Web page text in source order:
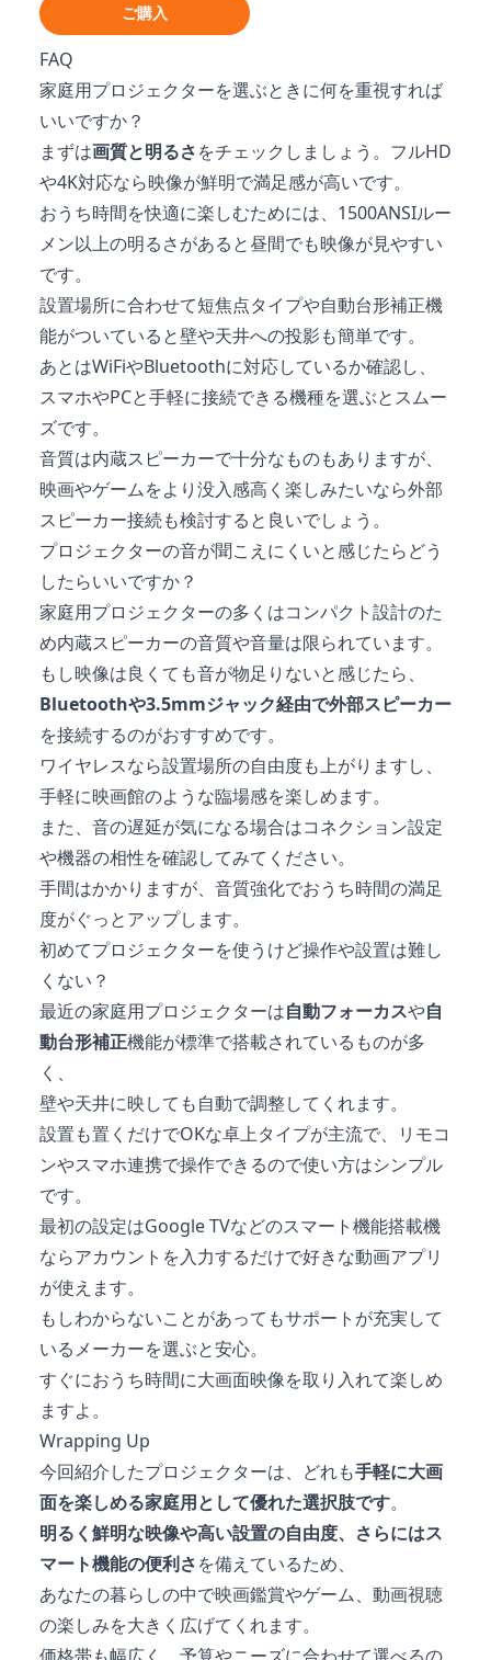
ご購入
FAQ
家庭用プロジェクターを選ぶときに何を重視すれば
いいですか？
まずは画質と明るさをチェックしましょう。フルHD
や4K対応なら映像が鮮明で満足感が高いです。
おうち時間を快適に楽しむためには、1500ANSIルー
メン以上の明るさがあると昼間でも映像が見やすい
です。
設置場所に合わせて短焦点タイプや自動台形補正機
能がついていると壁や天井への投影も簡単です。
あとはWiFiやBluetoothに対応しているか確認し、
スマホやPCと手軽に接続できる機種を選ぶとスムー
ズです。
音質は内蔵スピーカーで十分なものもありますが、
映画やゲームをより没入感高く楽しみたいなら外部
スピーカー接続も検討すると良いでしょう。
プロジェクターの音が聞こえにくいと感じたらどう
したらいいですか？
家庭用プロジェクターの多くはコンパクト設計のた
め内蔵スピーカーの音質や音量は限られています。
もし映像は良くても音が物足りないと感じたら、
Bluetoothや3.5mmジャック経由で外部スピーカー
を接続するのがおすすめです。
ワイヤレスなら設置場所の自由度も上がりますし、
手軽に映画館のような臨場感を楽しめます。
また、音の遅延が気になる場合はコネクション設定
や機器の相性を確認してみてください。
手間はかかりますが、音質強化でおうち時間の満足
度がぐっとアップします。
初めてプロジェクターを使うけど操作や設置は難し
くない？
最近の家庭用プロジェクターは自動フォーカスや自
動台形補正機能が標準で搭載されているものが多
く、
壁や天井に映しても自動で調整してくれます。
設置も置くだけでOKな卓上タイプが主流で、リモコ
ンやスマホ連携で操作できるので使い方はシンプル
です。
最初の設定はGoogle TVなどのスマート機能搭載機
ならアカウントを入力するだけで好きな動画アプリ
が使えます。
もしわからないことがあってもサポートが充実して
いるメーカーを選ぶと安心。
すぐにおうち時間に大画面映像を取り入れて楽しめ
ますよ。
Wrapping Up
今回紹介したプロジェクターは、どれも手軽に大画
面を楽しめる家庭用として優れた選択肢です。
明るく鮮明な映像や高い設置の自由度、さらにはス
マート機能の便利さを備えているため、
あなたの暮らしの中で映画鑑賞やゲーム、動画視聴
の楽しみを大きく広げてくれます。